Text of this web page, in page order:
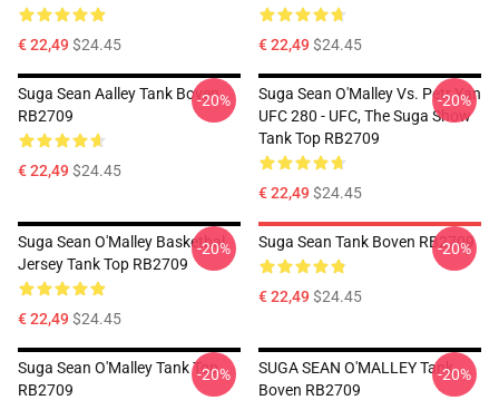
€ 22,49$24.45 € 22,49$24.45
Suga Sean Aalley Tank Boven
RB2709
€ 22,49$24.45
-20%
Suga Sean O'Malley Vs. Petr Yan
UFC 280 - UFC, The Suga Show
Tank Top RB2709
€ 22,49$24.45
-20%
Suga Sean O'Malley Basketbal
Jersey Tank Top RB2709
€ 22,49$24.45
-20% Suga Sean Tank Boven RB2709
€ 22,49$24.45
-20%
Suga Sean O'Malley Tank Top
RB2709
-20%
SUGA SEAN O'MALLEY Tank
Boven RB2709
-20%